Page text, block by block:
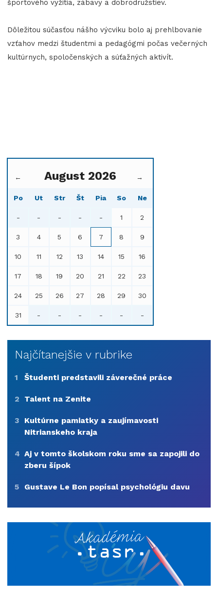
športového vyžitia, zábavy a dobrodružstiev.
Dôležitou súčasťou nášho výcviku bolo aj prehlbovanie
vzťahov medzi študentmi a pedagógmi počas večerných
kultúrnych, spoločenských a súťažných aktivít.
← August 2026 →
Po Ut Str Št Pia So Ne
- - - - - 1 2
3 4 5 6 7 8 9
10 11 12 13 14 15 16
17 18 19 20 21 22 23
24 25 26 27 28 29 30
31 - - - - - -
Najčítanejšie v rubrike
1 Študenti predstavili záverečné práce
2 Talent na Zenite
3
Kultúrne pamiatky a zaujímavosti
Nitrianskeho kraja
4 Aj v tomto školskom roku sme sa zapojili do
zberu šípok
5 Gustave Le Bon popísal psychológiu davu